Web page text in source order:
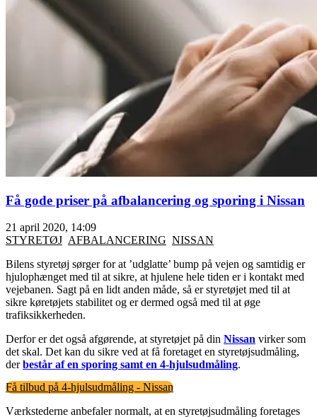
Få gode priser på afbalancering og sporing i Nissan
21 april 2020, 14:09
STYRETØJ AFBALANCERING NISSAN
Bilens styretøj sørger for at ’udglatte’ bump på vejen og samtidig er
hjulophænget med til at sikre, at hjulene hele tiden er i kontakt med
vejebanen. Sagt på en lidt anden måde, så er styretøjet med til at
sikre køretøjets stabilitet og er dermed også med til at øge
trafiksikkerheden.
Derfor er det også afgørende, at styretøjet på din Nissan virker som
det skal. Det kan du sikre ved at få foretaget en styretøjsudmåling,
derbestår af en sporing samt en 4-hjulsudmåling.
Få tilbud på 4-hjulsudmåling - Nissan
Værkstederne anbefaler normalt, at en styretøjsudmåling foretages